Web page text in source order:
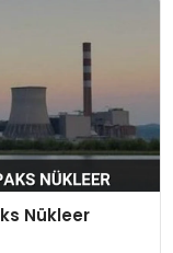
Nükleer